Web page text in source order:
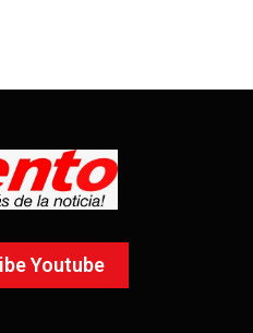
Youtube